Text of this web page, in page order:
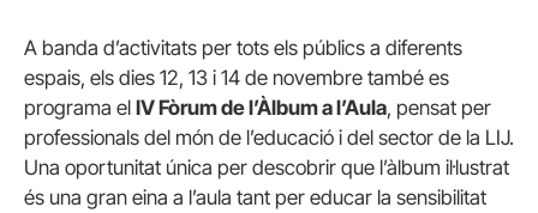
A banda d’activitats per tots els públics a diferents
espais, els dies 12, 13 i 14 de novembre també es
programa el IV Fòrum de l’Àlbum a l’Aula, pensat per
professionals del món de l’educació i del sector de la LIJ.
Una oportunitat única per descobrir que l’àlbum il·lustrat
és una gran eina a l’aula tant per educar la sensibilitat